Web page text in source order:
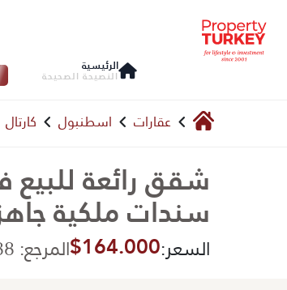
الرئيسية
النصيحة الصحيحة
عقارات اسطنبول كارتال
شقق رائعة للبيع
سندات ملكية
السعر:$164.000المرجع: PTFS5588